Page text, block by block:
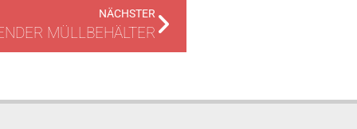
NÄCHSTER
MÜLLBEHÄLTER